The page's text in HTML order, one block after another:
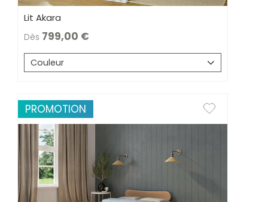
Lit Akara
Dès 799,00
Couleur
PROMOTION